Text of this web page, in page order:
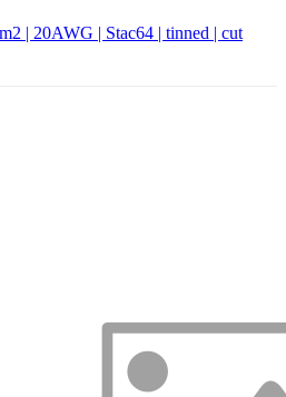
| 20AWG | Stac64 | tinned | cut